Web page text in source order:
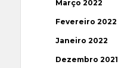
Março 2022
Fevereiro 2022
Janeiro 2022
Dezembro 2021